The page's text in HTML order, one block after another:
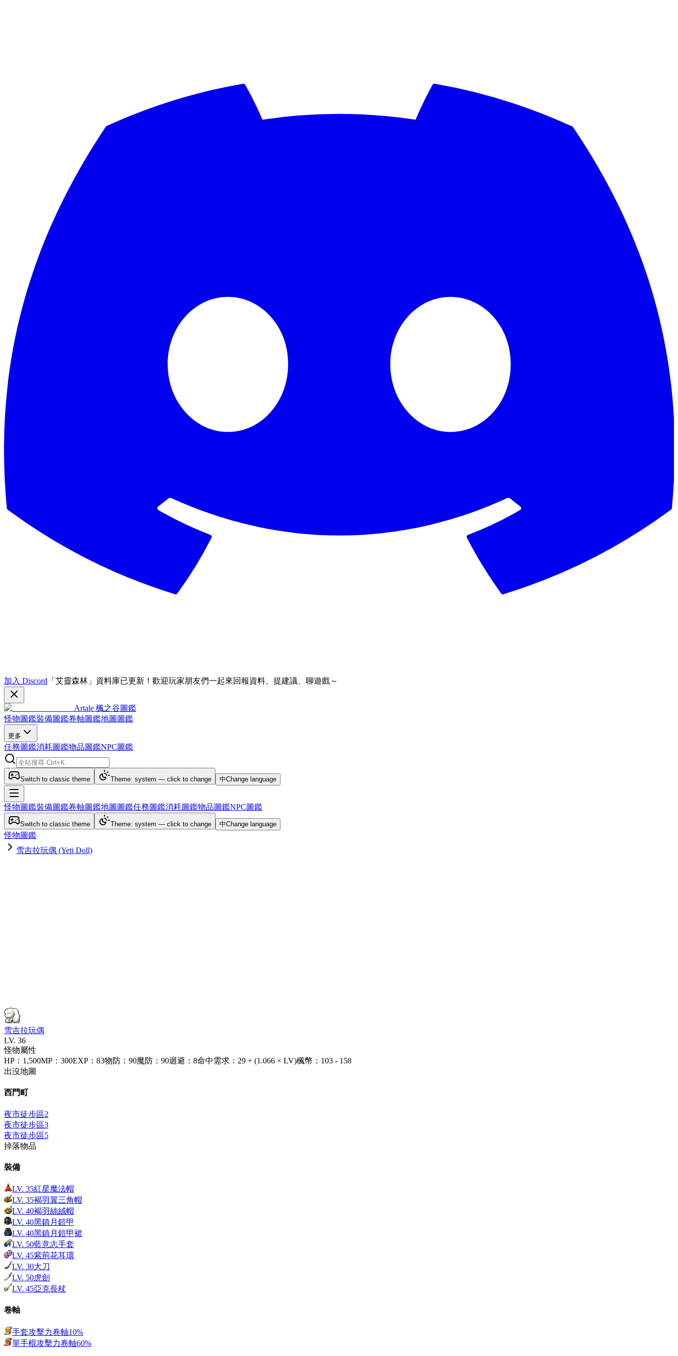
加入 Discord 「艾靈森林」資料庫已更新！歡迎玩家朋友們一起來回報資料、提建議、聊遊戲～
Artale 楓之谷圖鑑
怪物圖鑑裝備圖鑑卷軸圖鑑地圖圖鑑
更多
任務圖鑑消耗圖鑑物品圖鑑NPC圖鑑
Switch to classic theme Theme: system — click to change 中Change language
怪物圖鑑裝備圖鑑卷軸圖鑑地圖圖鑑任務圖鑑消耗圖鑑物品圖鑑NPC圖鑑
Switch to classic theme Theme: system — click to change 中Change language
怪物圖鑑
雪吉拉玩偶 (Yeti Doll)
雪吉拉玩偶
LV. 36
怪物屬性
HP ： 1,500MP ： 300EXP ： 83物防 ： 90魔防 ： 90迴避 ： 8命中需求 ： 29 + (1.066 × LV)楓幣 ： 103 - 158
出沒地圖
西門町
夜市徒步區2
夜市徒步區3
夜市徒步區5
掉落物品
裝備
LV. 35紅星魔法帽
LV. 35褐羽翼三角帽
LV. 40褐羽絲絨帽
LV. 40黑鎮月鎧甲
LV. 40黑鎮月鎧甲裙
LV. 50藍意志手套
LV. 45紫荊花耳環
LV. 30大刀
LV. 50虎劍
LV. 45亞克長杖
卷軸
手套攻擊力卷軸10%
單手棍攻擊力卷軸60%